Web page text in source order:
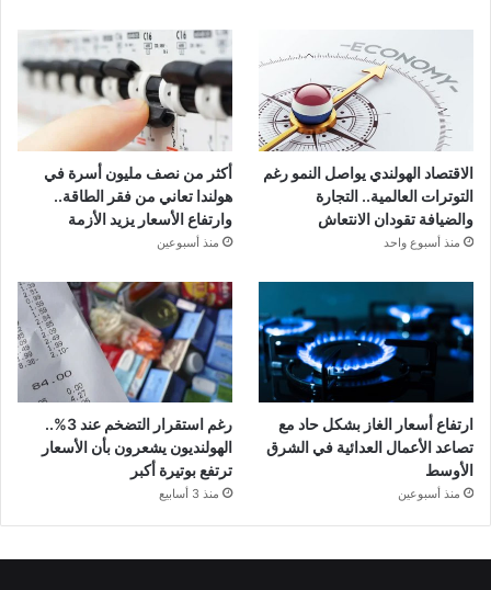
الاقتصاد الهولندي يواصل النمو رغم
التوترات العالمية.. التجارة
والضيافة تقودان الانتعاش
منذ أسبوع واحد
أكثر من نصف مليون أسرة في
هولندا تعاني من فقر الطاقة..
وارتفاع الأسعار يزيد الأزمة
منذ أسبوعين
ارتفاع أسعار الغاز بشكل حاد مع
تصاعد الأعمال العدائية في الشرق
الأوسط
منذ أسبوعين
رغم استقرار التضخم عند 3%..
الهولنديون يشعرون بأن الأسعار
ترتفع بوتيرة أكبر
منذ 3 أسابيع